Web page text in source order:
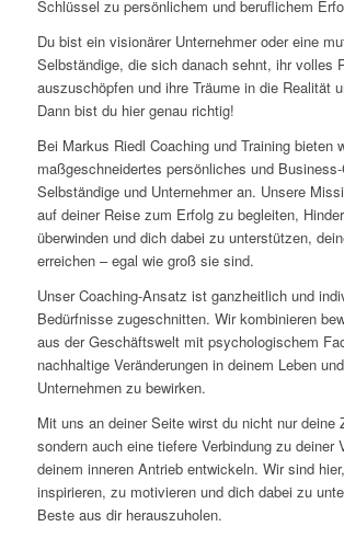
Schlüssel zu persönlichem und beruflichem
Du bist ein visionärer Unternehmer oder eine
Selbständige, die sich danach sehnt, ihr volles
auszuschöpfen und ihre Träume in die Realität
Dann bist du hier genau richtig!
Bei Markus Riedl Coaching und Training bieten
maßgeschneidertes persönliches und
Selbständige und Unternehmer an. Unsere
auf deiner Reise zum Erfolg zu begleiten,
überwinden und dich dabei zu unterstützen,
erreichen – egal wie groß sie sind.
Unser Coaching-Ansatz ist ganzheitlich und
Bedürfnisse zugeschnitten. Wir kombinieren
aus der Geschäftswelt mit psychologischem
nachhaltige Veränderungen in deinem Leben
Unternehmen zu bewirken.
Mit uns an deiner Seite wirst du nicht nur deine
sondern auch eine tiefere Verbindung zu deiner
deinem inneren Antrieb entwickeln. Wir sind
inspirieren, zu motivieren und dich dabei zu
Beste aus dir herauszuholen.